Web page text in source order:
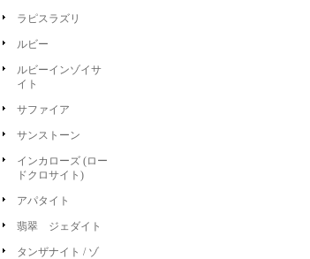
ラピスラズリ
ルビー
ルビーインゾイサ
イト
サファイア
サンストーン
インカローズ (ロー
ドクロサイト)
アパタイト
翡翠 ジェダイト
タンザナイト / ゾ